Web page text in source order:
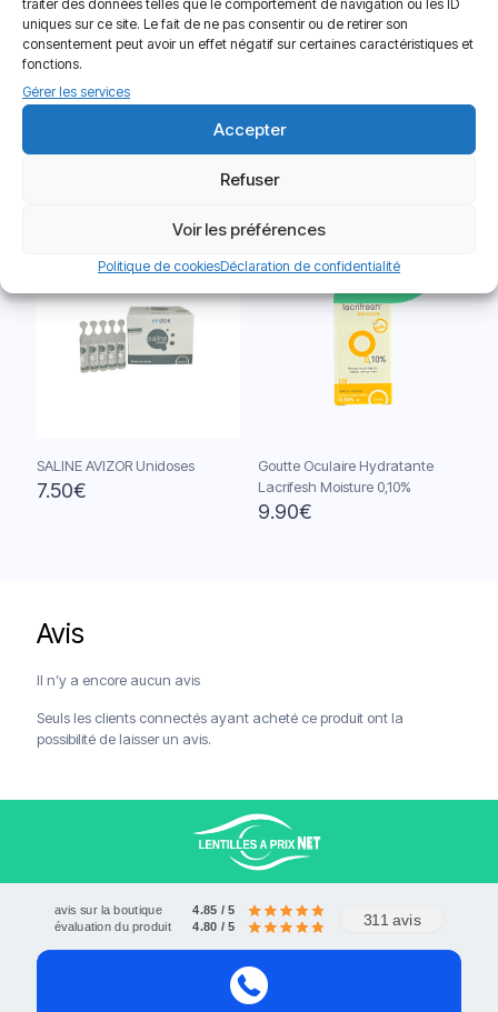
traiter des données telles que le comportement de navigation ou les ID
uniques sur ce site. Le fait de ne pas consentir ou de retirer son
consentement peut avoir un effet négatif sur certaines caractéristiques et
fonctions.
Gérer les services
Accepter
Refuser
Voir les préférences
Politique de cookiesDéclaration de confidentialité
14.30€
Lacrifesh Ocu-Dry 0,20%
Note
5.00
11.50
SALINE AVIZOR Unidoses
7.50€
Nouveau
Goutte Oculaire Hydratante
Lacrifesh Moisture 0,10%
9.90€
Avis
Il n’y a encore aucun avis
Seuls les clients connectés ayant acheté ce produit ont la
possibilité de laisser un avis.
Paiements sécurisés
avis sur la boutique 4.85 / 5
évaluation du produit 4.80 / 5 311 avis